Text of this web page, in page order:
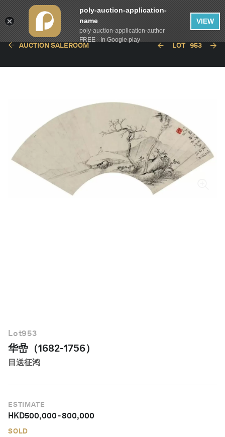
AUCTION SALEROOM LOT 953
Lot953
华嵒（1682-1756）
目送征鸿
ESTIMATE
HKD500,000-800,000
SOLD
poly-auction-application-
name
poly-auction-application-author
FREE - In Google play
VIEW